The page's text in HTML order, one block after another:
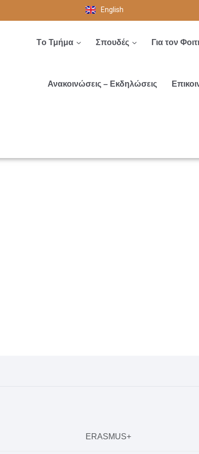
English
Tο Τμήμα Σπουδές Για τον
Ανακοινώσεις – Εκδηλώσεις
ERASMUS+